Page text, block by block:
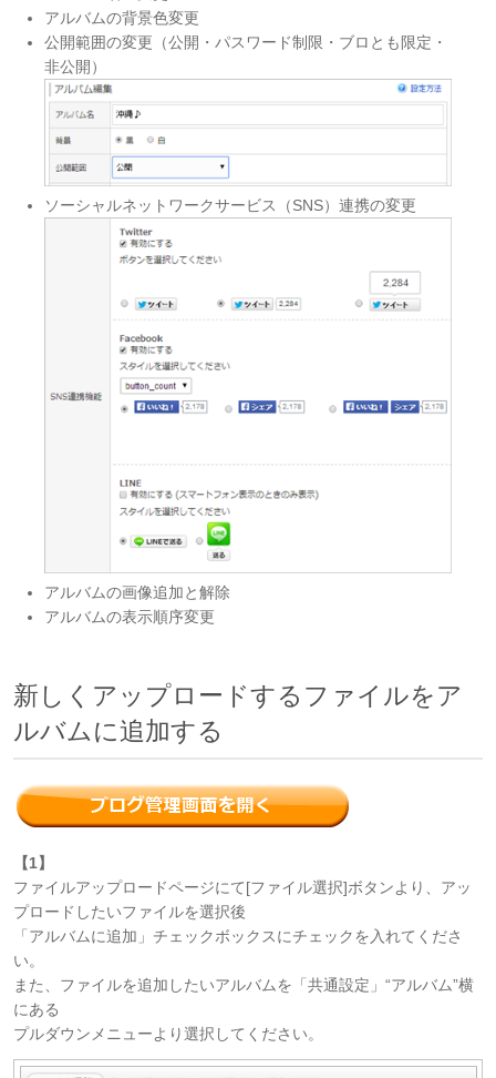
アルバムの背景色変更
公開範囲の変更（公開・パスワード制限・ブロとも限定・
非公開）
ソーシャルネットワークサービス（SNS）連携の変更
アルバムの画像追加と解除
アルバムの表示順序変更
新しくアップロードするファイルをア
ルバムに追加する
【1】
ファイルアップロードページにて[ファイル選択]ボタンより、アッ
プロードしたいファイルを選択後
「アルバムに追加」チェックボックスにチェックを入れてくださ
い。
また、ファイルを追加したいアルバムを「共通設定」“アルバム”横
にある
プルダウンメニューより選択してください。